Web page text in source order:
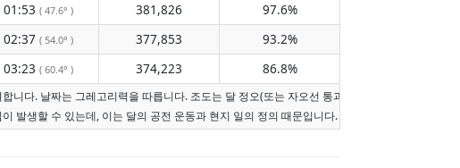
01:53 ( 47.6° ) 381,826
97.6%
02:37 ( 54.0° ) 377,853
93.2%
03:23 ( 60.4° ) 374,223 86.8%
다. 날짜는 그레고리력을 따릅니다. 조도는 달 정오(또는 자오선 통과가 오늘이 아니면 현지
발생할 수 있는데, 이는 달의 공전 운동과 현지 일의 정의 때문입니다.